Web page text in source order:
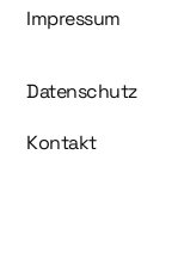
Impressum
Datenschutz
Kontakt